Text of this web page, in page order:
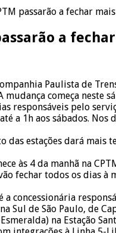
passarão a fechar
a
Paulista de
começa neste
responsáveis pelo
a 1h aos sábados.
das estações dará
às 4 da manhã na
fechar todos os dias
concessionária
Sul de São Paulo, de
na Estação